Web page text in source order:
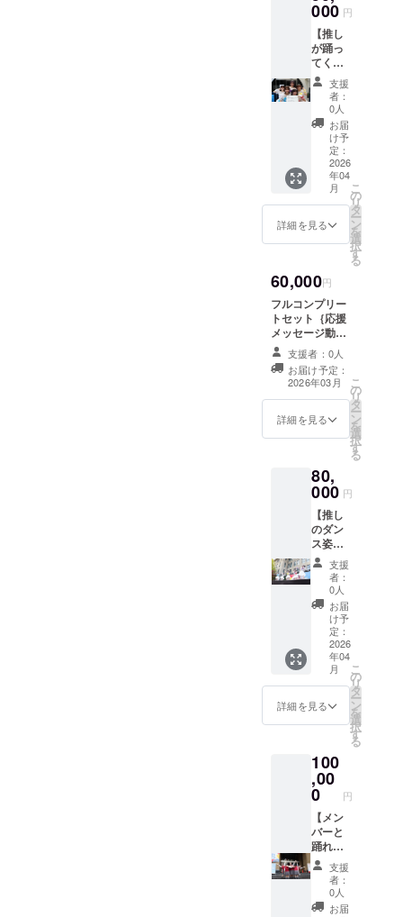
000 円
【推し
が踊っ
てくれ
る♪】メ
ンバー
応援
メッ
セージ
付きダ
ンス動
録時間:
2分程度
を予定
してい
方法:
にて動
画を送
信いた
しま
す。 ※
備考欄
バーの
名前の
しま
す。
支援
者：
0人
お届
け予
定：
2026
年04
月
詳細を見る
こ
の
リ
タ
ー
ン
を
選
択
す
る
60,000円
フルコンプリー
トセット｛応援
メッセージ動画
(×全メンバー)、
サイン入りチェ
キ(×全メン
バー)、オリジナ
ルCD(全メン
バーサイン入
り)、プロデュー
ロデューサーの
ダンス動画｝ ※
応援メッセージ
動画・ダンス動
画 ・収録時間：
各動画30秒〜1
分程度 ・提供方
法：メールに
URLを記載しま
品の著作権及び
その他法的権利
については、す
べてプロジェク
トオーナーに帰
支援者：0人
お届け予定：
2026年03月
詳細を見る
こ
の
リ
タ
ー
ン
を
選
択
す
る
80,
000 円
【推し
のダン
ス姿が
生で見
れ
る！】
推しメ
ンバー
の応援
メッ
セージ
付きダ
ンス動
画+メイ
キング
影に立
ち会う
ことが
できま
す。立
ち会い
の所要
時間は
15分程
度を予
定して
支援
者：
0人
お届
け予
定：
2026
年04
月
詳細を見る
こ
の
リ
タ
ー
ン
を
選
択
す
る
100
,00
0 円
【メン
バーと
踊れる
♪】推し
メン
バーの
応援
支援
者：
0人
お届